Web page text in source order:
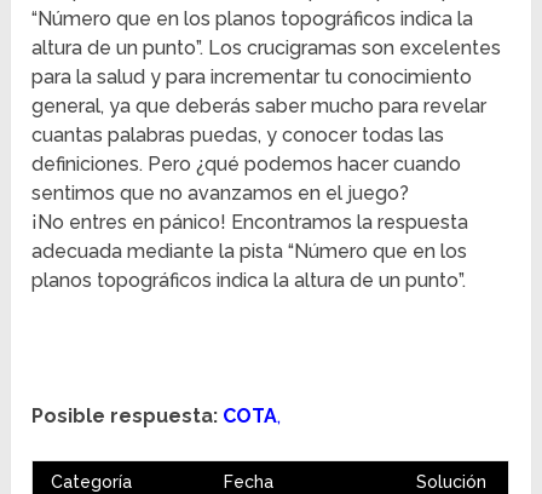
“Número que en los planos topográficos indica la
altura de un punto”. Los crucigramas son excelentes
para la salud y para incrementar tu conocimiento
general, ya que deberás saber mucho para revelar
cuantas palabras puedas, y conocer todas las
definiciones. Pero ¿qué podemos hacer cuando
sentimos que no avanzamos en el juego?
¡No entres en pánico! Encontramos la respuesta
adecuada mediante la pista “Número que en los
planos topográficos indica la altura de un punto”.
Posible respuesta: COTA,
Categoría Fecha Solución